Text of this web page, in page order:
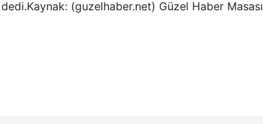
dedi.Kaynak: (guzelhaber.net) Güzel Haber Masası